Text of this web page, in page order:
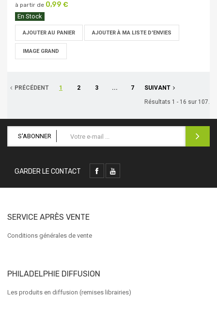
à partir de 0,99 €
En Stock
AJOUTER AU PANIER AJOUTER À MA LISTE D'ENVIES
IMAGE GRAND
PRÉCÉDENT 1 2 3 ... 7 SUIVANT
Résultats 1 - 16 sur 107.
S'ABONNER
GARDER LE CONTACT
SERVICE APRÈS VENTE
Conditions générales de vente
PHILADELPHIE DIFFUSION
Les produits en diffusion (remises librairies)